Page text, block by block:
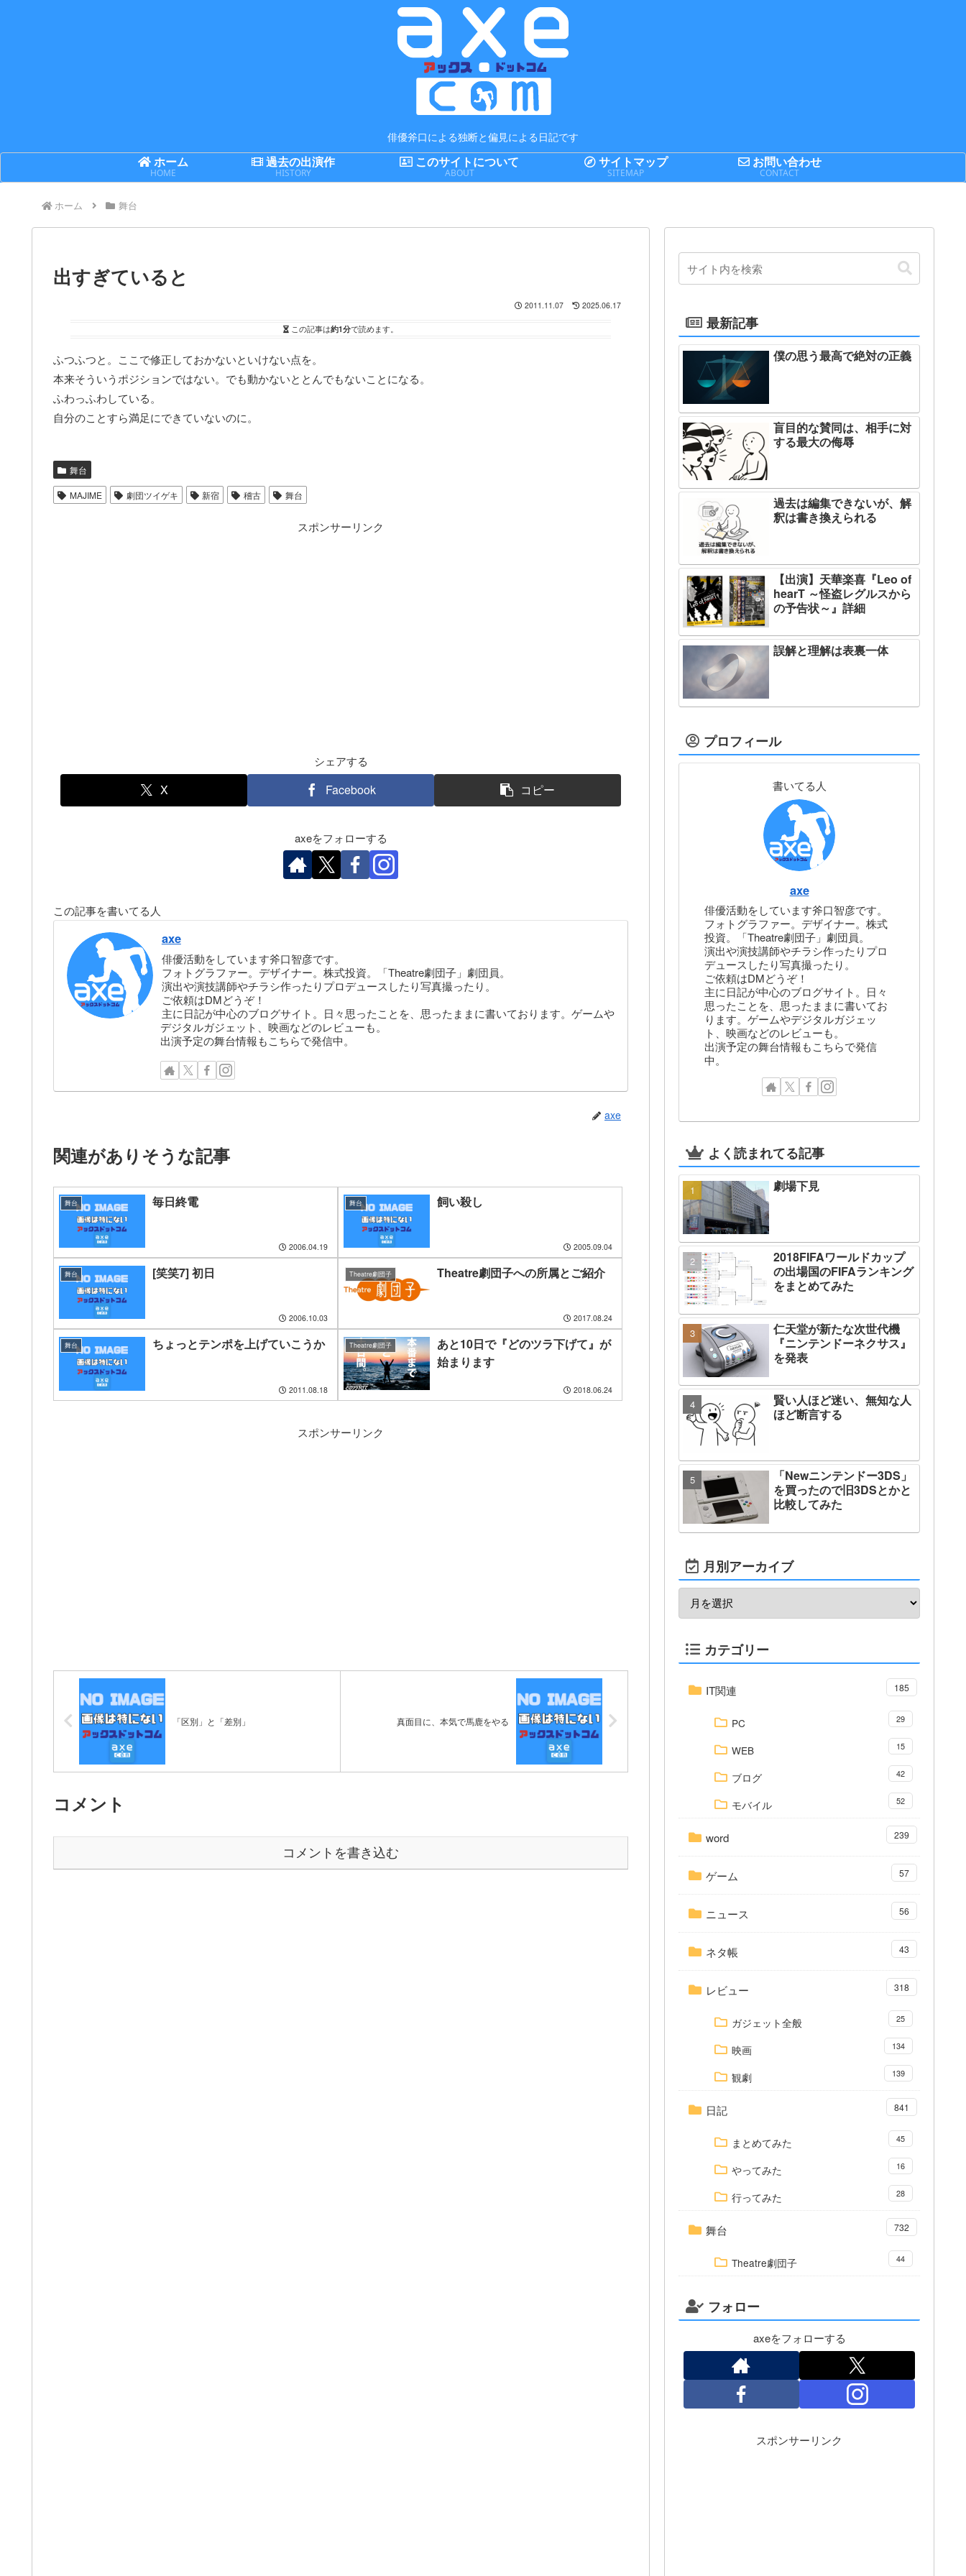
俳優斧口による独断と偏見による日記です
ホーム
HOME
過去の出演作
HISTORY
このサイトについて
ABOUT
サイトマップ
SITEMAP
お問い合わせ
CONTACT
ホーム 舞台
出すぎていると
2011.11.07 2025.06.17
この記事は約1分で読めます。
ふつふつと。ここで修正しておかないといけない点を。
本来そういうポジションではない。でも動かないととんでもないことになる。
ふわっふわしている。
自分のことすら満足にできていないのに。
舞台
MAJIME 劇団ツイゲキ 新宿 稽古 舞台
スポンサーリンク
シェアする
X Facebook コピー
axeをフォローする
この記事を書いてる人
axe
俳優活動をしています斧口智彦です。
フォトグラファー。デザイナー。株式投資。「Theatre劇団子」劇団員。
演出や演技講師やチラシ作ったりプロデュースしたり写真撮ったり。
ご依頼はDMどうぞ！
主に日記が中心のブログサイト。日々思ったことを、思ったままに書いております。ゲームや
デジタルガジェット、映画などのレビューも。
出演予定の舞台情報もこちらで発信中。
axe
関連がありそうな記事
舞台 毎日終電
2006.04.19
舞台 飼い殺し
2005.09.04
舞台 [笑笑7] 初日
2006.10.03
Theatre劇団子 Theatre劇団子への所属とご紹介
2017.08.24
舞台 ちょっとテンポを上げていこうか
2011.08.18
Theatre劇団子
あと10日で『どのツラ下げて』が
始まります
2018.06.24
スポンサーリンク
「区別」と「差別」 真面目に、本気で馬鹿をやる
コメント
コメントを書き込む
最新記事
僕の思う最高で絶対の正義
盲目的な賛同は、相手に対
する最大の侮辱
過去は編集できないが、解
釈は書き換えられる
【出演】天華楽喜『Leo of
hearT ～怪盗レグルスから
の予告状～』詳細
誤解と理解は表裏一体
プロフィール
書いてる人
axe
俳優活動をしています斧口智彦です。
フォトグラファー。デザイナー。株式
投資。「Theatre劇団子」劇団員。
演出や演技講師やチラシ作ったりプロ
デュースしたり写真撮ったり。
ご依頼はDMどうぞ！
主に日記が中心のブログサイト。日々
思ったことを、思ったままに書いてお
ります。ゲームやデジタルガジェッ
ト、映画などのレビューも。
出演予定の舞台情報もこちらで発信
中。
よく読まれてる記事
劇場下見
2018FIFAワールドカップ
の出場国のFIFAランキング
をまとめてみた
仁天堂が新たな次世代機
『ニンテンドーネクサス』
を発表
賢い人ほど迷い、無知な人
ほど断言する
「Newニンテンドー3DS」
を買ったので旧3DSとかと
比較してみた
月別アーカイブ
カテゴリー
IT関連 185
PC 29
WEB 15
ブログ 42
モバイル 52
word 239
ゲーム 57
ニュース 56
ネタ帳 43
レビュー 318
ガジェット全般 25
映画 134
観劇 139
日記 841
まとめてみた 45
やってみた 16
行ってみた 28
舞台 732
Theatre劇団子 44
フォロー
axeをフォローする
スポンサーリンク